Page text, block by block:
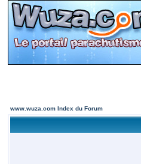
www.wuza.com Index du Forum